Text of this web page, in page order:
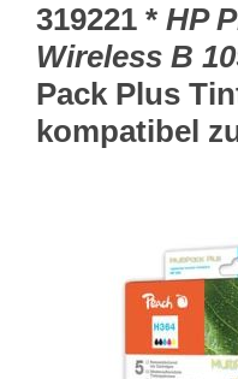
319221 * HP
Wireless B
Pack Plus
kompatibel